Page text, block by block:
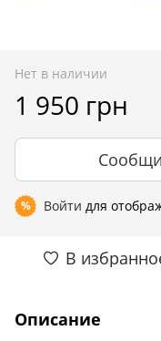
Нет в наличии
1 950 грн
% Войти для
В
Описание